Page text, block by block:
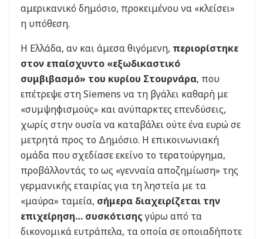
αμερικανικό δημόσιο, προκειμένου να «κλείσει»
η υπόθεση.
Η Ελλάδα, αν και άμεσα θιγόμενη, περιορίστηκε
στον επαίσχυντο «εξωδικαστικό
συμβιβασμό» του κυρίου Στουρνάρα, που
επέτρεψε στη Siemens να τη βγάλει καθαρή με
«συμψηφισμούς» και ανύπαρκτες επενδύσεις,
χωρίς στην ουσία να καταβάλει ούτε ένα ευρώ σε
μετρητά προς το Δημόσιο. Η επικοινωνιακή
ομάδα που σχεδίασε εκείνο το τερατούργημα,
προβάλλοντάς το ως «γενναία αποζημίωση» της
γερμανικής εταιρίας για τη ληστεία με τα
«μαύρα» ταμεία, σήμερα διαχειρίζεται την
επιχείρηση… συσκότισηςγύρω από τα
δικονομικά ευτράπελα, τα οποία σε οποιαδήποτε